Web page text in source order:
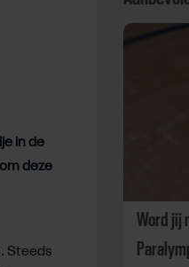
in de
deze
Steeds
Word jij